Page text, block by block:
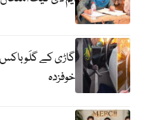
گاڑی کے گلَو باکس
خوفزدہ